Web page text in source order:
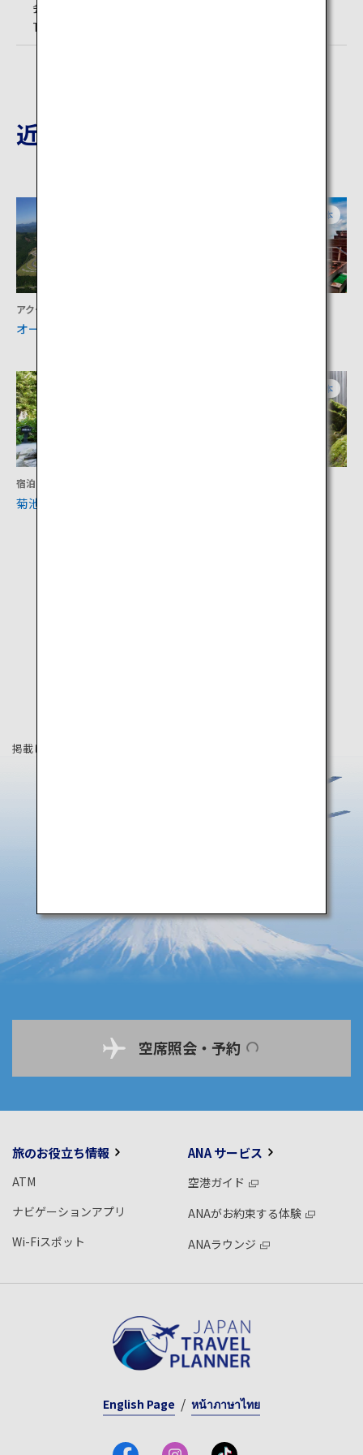
会事務局（菊池市商工観光課内））
TEL:0968-27-0210 （菊池渓谷内管理所）
近隣の観光地
アクティビティ
オートポリスサーキット
熊本
宿泊
菊池温泉
熊本
掲載している情報は2019年8月時点の情報です。
空席照会・予約
旅のお役立ち情報
ATM
ナビゲーションアプリ
Wi-Fiスポット
ANA サービス
空港ガイド
ANAがお約束する体験
ANAラウンジ
English Page หน้าภาษาไทย